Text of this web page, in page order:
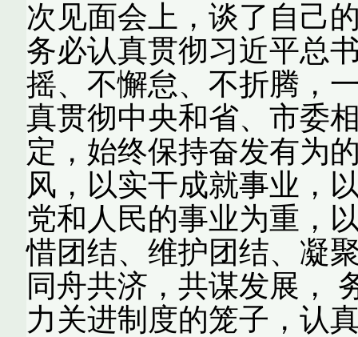
次见面会上，谈了自己
务必认真贯彻习近平总
摇、不懈怠、不折腾，
真贯彻中央和省、市委
定，始终保持奋发有为
风，以实干成就事业，
党和人民的事业为重，
惜团结、维护团结、凝
同舟共济，共谋发展，
力关进制度的笼子，认